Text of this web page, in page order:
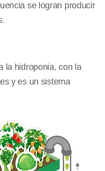
se logran producir
la hidroponia, con la
y es un sistema